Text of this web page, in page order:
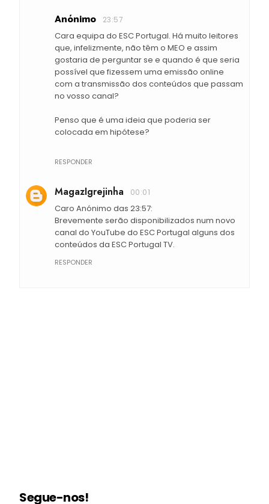
Anónimo 23:57
Cara equipa do ESC Portugal. Há muito leitores
que, infelizmente, não têm o MEO e assim
gostaria de perguntar se e quando é que seria
possível que fizessem uma emissão online
com a transmissão dos conteúdos que passam
no vosso canal?
Penso que é uma ideia que poderia ser
colocada em hipótese?
RESPONDER
MagazIgrejinha 00:01
Caro Anónimo das 23:57:
Brevemente serão disponibilizados num novo
canal do YouTube do ESC Portugal alguns dos
conteúdos da ESC Portugal TV.
RESPONDER
Segue-nos!